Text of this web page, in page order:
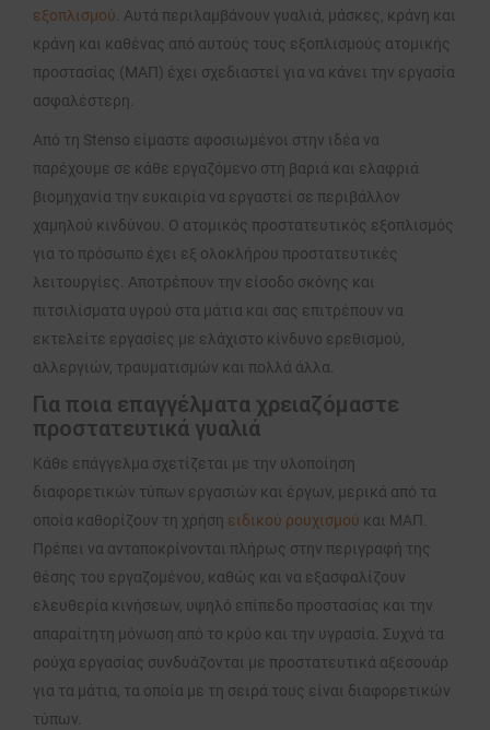
εξοπλισμού. Αυτά περιλαμβάνουν γυαλιά, μάσκες, κράνη και
κράνη και καθένας από αυτούς τους εξοπλισμούς ατομικής
προστασίας (ΜΑΠ) έχει σχεδιαστεί για να κάνει την εργασία
ασφαλέστερη.
Από τη Stenso είμαστε αφοσιωμένοι στην ιδέα να
παρέχουμε σε κάθε εργαζόμενο στη βαριά και ελαφριά
βιομηχανία την ευκαιρία να εργαστεί σε περιβάλλον
χαμηλού κινδύνου. Ο ατομικός προστατευτικός εξοπλισμός
για το πρόσωπο έχει εξ ολοκλήρου προστατευτικές
λειτουργίες. Αποτρέπουν την είσοδο σκόνης και
πιτσιλίσματα υγρού στα μάτια και σας επιτρέπουν να
εκτελείτε εργασίες με ελάχιστο κίνδυνο ερεθισμού,
αλλεργιών, τραυματισμών και πολλά άλλα.
Για ποια επαγγέλματα χρειαζόμαστε
προστατευτικά γυαλιά
Κάθε επάγγελμα σχετίζεται με την υλοποίηση
διαφορετικών τύπων εργασιών και έργων, μερικά από τα
οποία καθορίζουν τη χρήση ειδικού ρουχισμού και ΜΑΠ.
Πρέπει να ανταποκρίνονται πλήρως στην περιγραφή της
θέσης του εργαζομένου, καθώς και να εξασφαλίζουν
ελευθερία κινήσεων, υψηλό επίπεδο προστασίας και την
απαραίτητη μόνωση από το κρύο και την υγρασία. Συχνά τα
ρούχα εργασίας συνδυάζονται με προστατευτικά αξεσουάρ
για τα μάτια, τα οποία με τη σειρά τους είναι διαφορετικών
τύπων.